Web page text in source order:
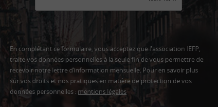
En complétant ce formulaire, vous acceptez que l'association IEFP,
traite vos données personnelles à la seule fin de vous permettre de
recevoir notre lettre d’information mensuelle. Pour en savoir plus
sur vos droits et nos pratiques en matière de protection de vos
données personnelles : mentions légales
Adresse